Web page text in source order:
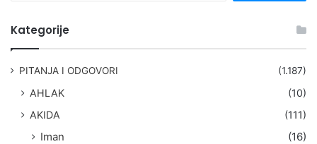
Kategorije
PITANJA I ODGOVORI (1.187)
AHLAK
(10)
AKIDA
(111)
Iman
(16)